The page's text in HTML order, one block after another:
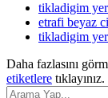
tikladigim
etrafi beyaz
tikladigim
Daha fazlasını
etiketlere tıklayınız.